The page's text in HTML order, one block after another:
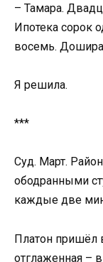
– Тамара.
Ипотека сорок
восемь.
Я решила.
***
Суд. Март.
ободранными
каждые две
Платон пришёл
отглаженная –